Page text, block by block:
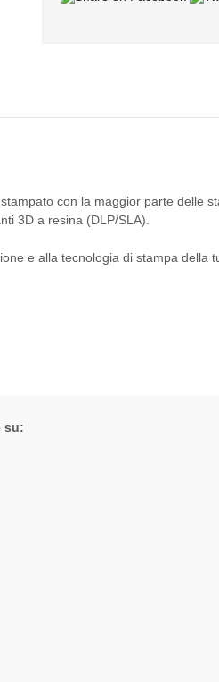
con la maggior parte delle
3D a resina (DLP/SLA).
e alla tecnologia di stampa della
su: